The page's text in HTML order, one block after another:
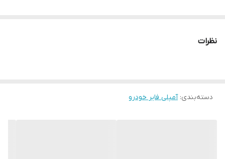
نظرات
دسته‌بندی:آمپلی فایر خودرو